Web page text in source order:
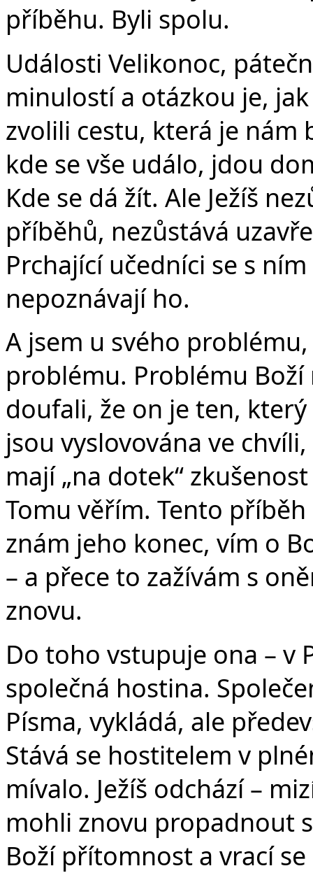
příběhu. Byli spolu.
Události Velikonoc,
minulostí a otázkou je,
zvolili cestu, která je nám
kde se vše událo, jdou
Kde se dá žít. Ale Ježíš
příběhů, nezůstává
Prchající učedníci se s
nepoznávají ho.
A jsem u svého
problému. Problému
doufali, že on je ten,
jsou vyslovována ve
mají „na dotek“
Tomu věřím. Tento
znám jeho konec, vím o
– a přece to zažívám s
znovu.
Do toho vstupuje ona – v
společná hostina.
Písma, vykládá, ale
Stává se hostitelem v
mívalo. Ježíš odchází –
mohli znovu propadnout
Boží přítomnost a vrací